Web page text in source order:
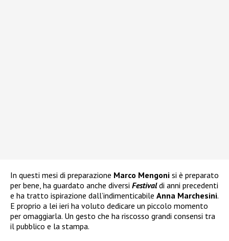
In questi mesi di preparazione Marco Mengoni si è preparato
per bene, ha guardato anche diversi Festivaldi anni precedenti
e ha tratto ispirazione dall’indimenticabile Anna Marchesini.
E proprio a lei ieri ha voluto dedicare un piccolo momento
per omaggiarla. Un gesto che ha riscosso grandi consensi tra
il pubblico e la stampa.